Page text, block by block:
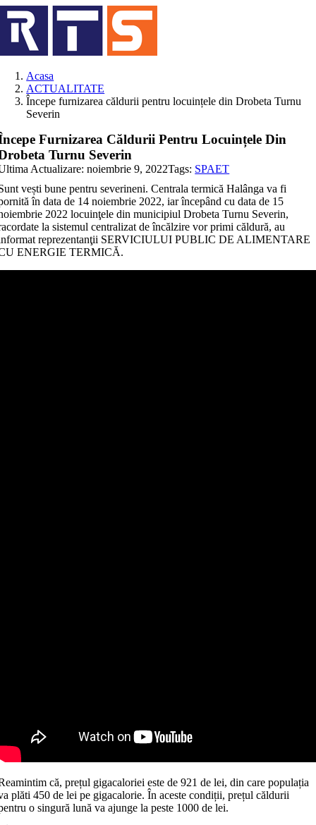
Skip
to
content
Acasa
ACTUALITATE
Începe furnizarea căldurii pentru locuințele din Drobeta Turnu
Severin
Furnizarea Căldurii Pentru Locuințele Din
Turnu Severin
Actualizare: noiembrie 9, 2022Tags: SPAET
vești bune pentru severineni. Centrala termică Halânga va fi
în data de 14 noiembrie 2022, iar începând cu data de 15
2022 locuinţele din municipiul Drobeta Turnu Severin,
la sistemul centralizat de încălzire vor primi căldură, au
reprezentanţii SERVICIULUI PUBLIC DE ALIMENTARE
ENERGIE TERMICĂ.
că, prețul gigacaloriei este de 921 de lei, din care populația
plăti 450 de lei pe gigacalorie. În aceste condiții, prețul căldurii
o singură lună va ajunge la peste 1000 de lei.